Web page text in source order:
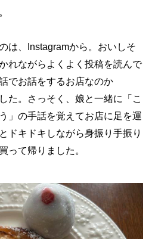
は、Instagramから。おいしそ
れながらよくよく投稿を読んで
でお話をするお店なのか
。さっそく、娘と一緒に「こ
」の手話を覚えてお店に足を運
ドキドキしながら身振り手振り
って帰りました。